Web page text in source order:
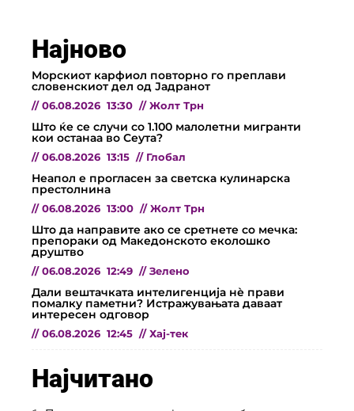
Најново
Морскиот карфиол повторно го преплави
словенскиот дел од Јадранот
// 06.08.2026 13:30 // Жолт Трн
Што ќе се случи со 1.100 малолетни мигранти
кои останаа во Сеута?
// 06.08.2026 13:15 // Глобал
Неапол е прогласен за светска кулинарска
престолнина
// 06.08.2026 13:00 // Жолт Трн
Што да направите ако се сретнете со мечка:
препораки од Македонското еколошко
друштво
// 06.08.2026 12:49 // Зелено
Дали вештачката интелигенција нè прави
помалку паметни? Истражувањата даваат
интересен одговор
// 06.08.2026 12:45 // Хај-тек
Најчитано